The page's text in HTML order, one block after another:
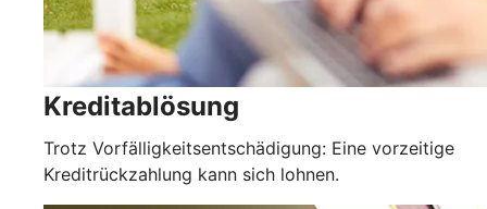
Kreditablösung
Trotz Vorfälligkeitsentschädigung: Eine vorzeitige
Kreditrückzahlung kann sich lohnen.